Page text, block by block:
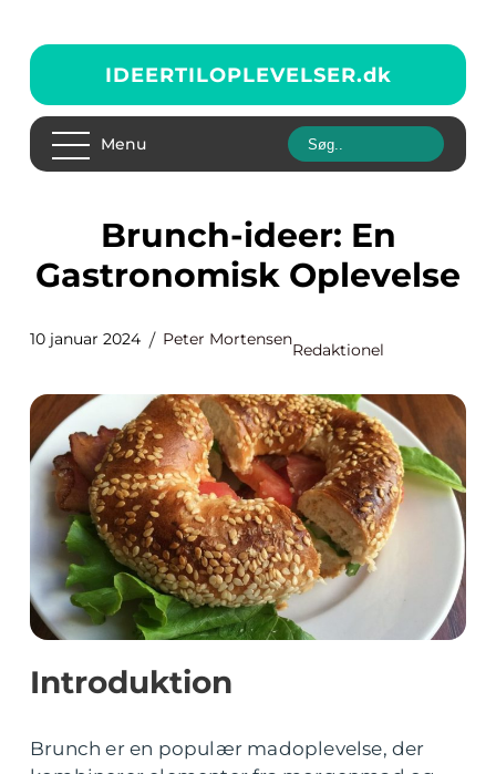
IDEERTILOPLEVELSER.dk
Menu
Brunch-ideer: En
Gastronomisk Oplevelse
10 januar 2024 Peter Mortensen
Redaktionel
Introduktion
Brunch er en populær madoplevelse, der